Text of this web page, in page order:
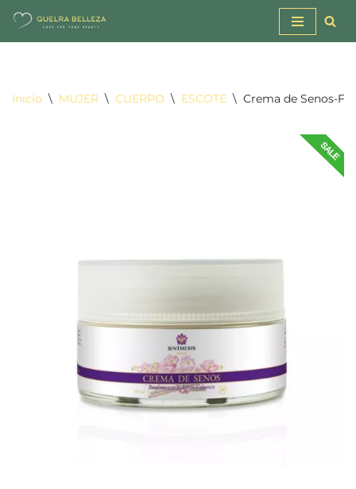
Saltar
Inicio \ MUJER \ CUERPO \ ESCOTE \ Crema de Senos-